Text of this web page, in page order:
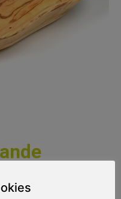
en madera de olivo.
único y exclusivo.